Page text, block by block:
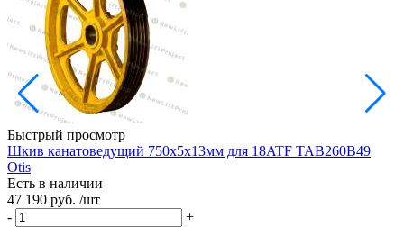
Быстрый просмотр
Шкив канатоведущий 750х5х13мм для 18ATF TAB260B49
Otis
Есть в наличии
47 190 руб. /шт
-
+